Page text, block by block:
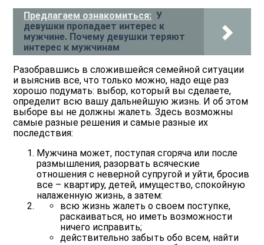
Предлагаем ознакомиться: У
девушки пропадает интерес к
мужчине. Почему девушки теряют
интерес к мужчинам
Разобравшись в сложившейся семейной ситуации
и выяснив все, что только можно, надо еще раз
хорошо подумать: выбор, который вы сделаете,
определит всю вашу дальнейшую жизнь. И об этом
выборе вы не должны жалеть. Здесь возможны
самые разные решения и самые разные их
последствия:
Мужчина может, поступая сгоряча или после
размышления, разорвать всяческие
отношения с неверной супругой и уйти, бросив
все – квартиру, детей, имущество, спокойную
налаженную жизнь, а затем:
всю жизнь жалеть о своем поступке,
раскаиваться, но иметь возможности
ничего исправить;
действительно забыть обо всем, найти